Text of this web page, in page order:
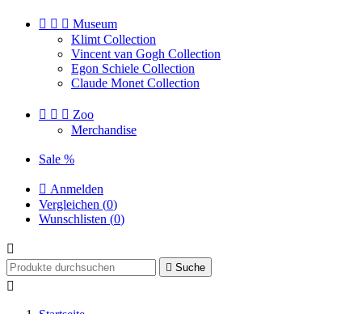
   Museum
Klimt Collection
Vincent van Gogh Collection
Egon Schiele Collection
Claude Monet Collection
   Zoo
Merchandise
Sale %
 Anmelden
Vergleichen (0)
Wunschlisten (0)

 Suche
